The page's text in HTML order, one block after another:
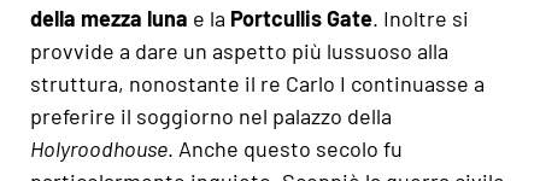
della mezza luna e la Portcullis Gate. Inoltre si
provvide a dare un aspetto più lussuoso alla
struttura, nonostante il re Carlo I continuasse a
preferire il soggiorno nel palazzo della
Holyroodhouse. Anche questo secolo fu